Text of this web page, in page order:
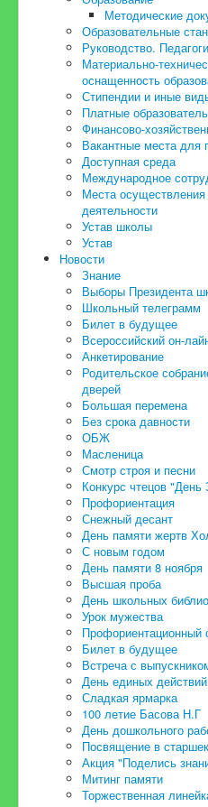
Наша школьная жизнь
Консультационный центр
Организация питания
Цифровая
Обновленный ФГОС
Питание
ВсОШ
Разговоры о важном
Наставничество
Профориентация
ФГОС СОО
Обучение ОВЗ
Точка роста
Функциональная
Год педагога и наставника
Дошкольное образование
Методические
Образовательные
Руководство.
Материально-
оснащенность
Стипендии и иные
Платные
Финансово-
Вакантные места для
Доступная среда
Международное
Места осуществления
деятельности
Устав школы
Устав
Новости
Знание
Выборы Президента
Школьный телеграмм
Билет в будущее
Всероссийский он-
Анкетирование
Родительское
дверей
Большая перемена
Без срока давности
ОБЖ
Масленица
Смотр строя и песни
Конкурс чтецов
Профориентация
Снежный десант
День памяти жертв
С новым годом
День памяти 8 ноября
Высшая проба
День школьных
Урок мужества
Профориентационный
Билет в будущее
Встреча с
День единых действий
Сладкая ярмарка
100 летие Басова Н.Г
День дошкольного
Посвящение в
Акция "Поделись
Митинг памяти
Торжественная